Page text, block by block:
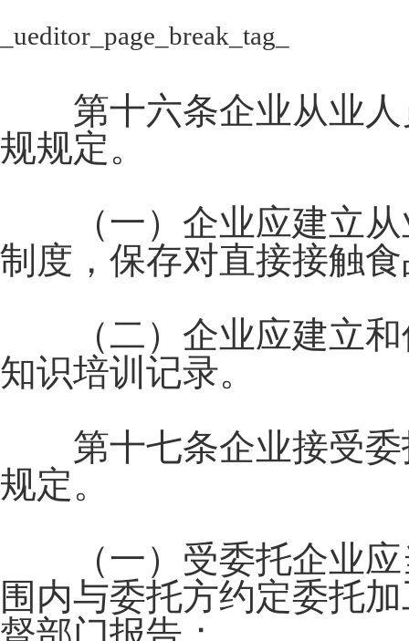
_ueditor_page_break_tag_
第十六条企业从业人
规规定。
（一）企业应建立从
制度，保存对直接接触
（二）企业应建立和
知识培训记录。
第十七条企业接受委
规定。
（一）受委托企业应
围内与委托方约定委托